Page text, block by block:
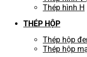
Thép hình H
THÉP HỘP
Thép hộp
Thép hộp